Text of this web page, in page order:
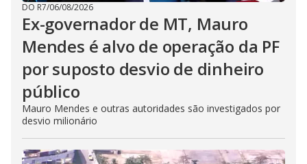
DO R7/06/08/2026
Ex-governador de MT, Mauro
Mendes é alvo de operação da PF
por suposto desvio de dinheiro
público
Mauro Mendes e outras autoridades são investigados por
desvio milionário